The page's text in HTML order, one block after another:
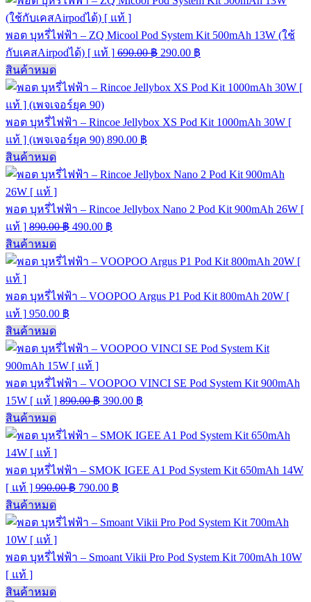
พอต บุหรี่ไฟฟ้า – ZQ Micool Pod System Kit 500mAh 13W (ใช้
กับเคสAirpodได้) [ แท้ ] 690.00฿ 290.00 ฿
สินค้าหมด
พอต บุหรี่ไฟฟ้า – Rincoe Jellybox XS Pod Kit 1000mAh 30W [
แท้ ] (เพจเจอร์ยุค 90) 890.00 ฿
สินค้าหมด
พอต บุหรี่ไฟฟ้า – Rincoe Jellybox Nano 2 Pod Kit 900mAh 26W [
แท้ ] 890.00฿ 490.00 ฿
สินค้าหมด
พอต บุหรี่ไฟฟ้า – VOOPOO Argus P1 Pod Kit 800mAh 20W [
แท้ ] 950.00 ฿
สินค้าหมด
พอต บุหรี่ไฟฟ้า – VOOPOO VINCI SE Pod System Kit 900mAh
15W [ แท้ ] 890.00฿ 390.00 ฿
สินค้าหมด
พอต บุหรี่ไฟฟ้า – SMOK IGEE A1 Pod System Kit 650mAh 14W
[ แท้ ] 990.00฿ 790.00 ฿
สินค้าหมด
พอต บุหรี่ไฟฟ้า – Smoant Vikii Pro Pod System Kit 700mAh 10W
[ แท้ ]
สินค้าหมด